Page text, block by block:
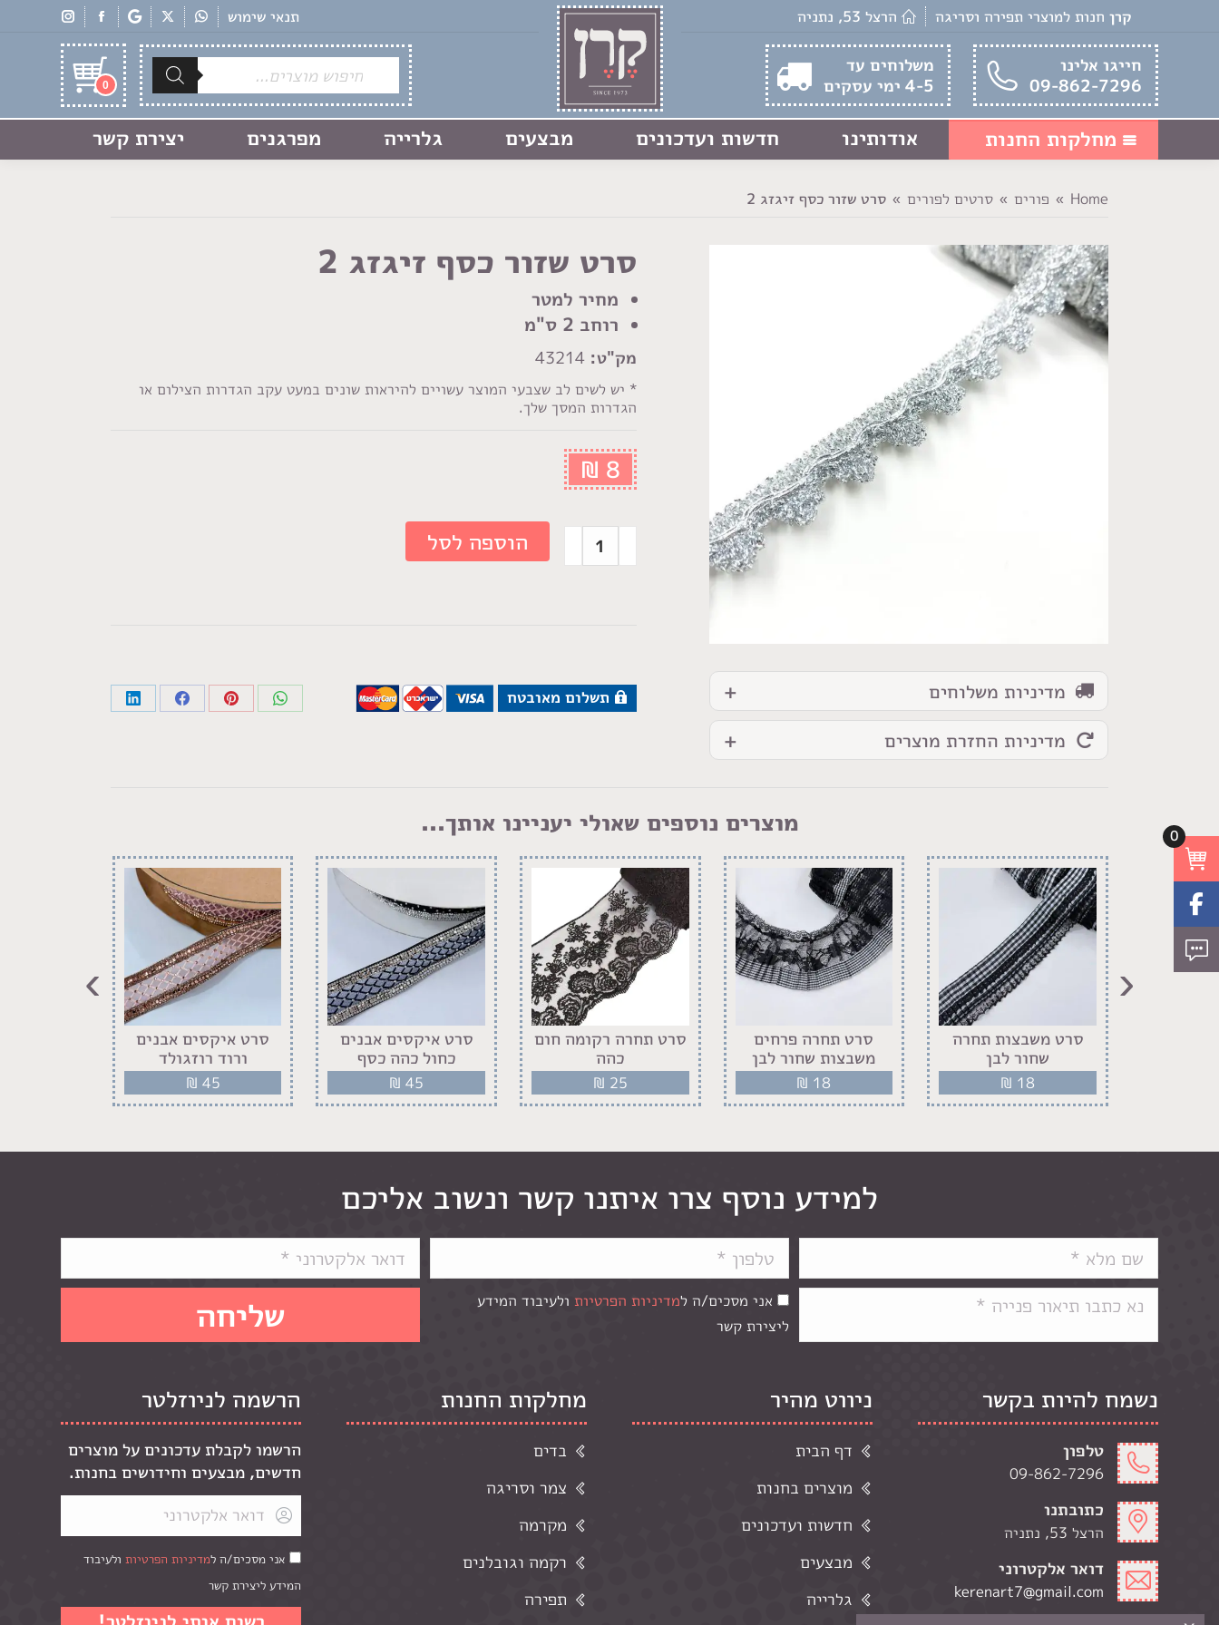
קרן חנות למוצרי תפירה וסריגה הרצל 53, נתניה תנאי שימוש
חייגו אלינו
09-862-7296
משלוחים עד
4-5 ימי עסקים
Products
search
0
מחלקות החנות אודותינו חדשות ועדכונים מבצעים גלרייה מפרגנים יצירת קשר
You are here:
Home פורים סרטים לפורים סרט שזור כסף זיגזג 2
מדיניות משלוחים
מדיניות החזרת מוצרים
סרט שזור כסף זיגזג 2
מחיר למטר
רוחב 2
ס"מ
מק"ט:
* יש לשים לב שצבעי המוצר עשויים להיראות שונים במעט עקב הגדרות הצילום או
הגדרות המסך שלך.
₪ 8
הוספה לסל
תשלום מאובטח
Share
Share
Share
Share
מוצרים נוספים שאולי יעניינו אותך...
סרט משבצות תחרה
שחור לבן
₪ 18
סרט תחרה פרחים
משבצות שחור לבן
₪ 18
סרט תחרה רקומה חום
כהה
₪ 25
סרט איקסים אבנים
כחול כהה כסף
₪ 45
סרט איקסים אבנים
ורוד רוזגולד
₪ 45
‹
›
למידע נוסף צרו איתנו קשר ונשוב אליכם
אני מסכים/ה למדיניות הפרטיות ולעיבוד המידע
ליצירת קשר
נשמח להיות בקשר
טלפון
09-862-7296
כתובתנו
הרצל 53, נתניה
דואר אלקטרוני
kerenart7@gmail.com
ניווט מהיר
דף הבית
מוצרים בחנות
חדשות ועדכונים
מבצעים
גלרייה
מחלקות החנות
בדים
צמר וסריגה
מקרמה
רקמה וגובלנים
תפירה
הרשמה לניוזלטר
הרשמו לקבלת עדכונים על מוצרים
חדשים, מבצעים וחידושים בחנות.
אני מסכים/ה למדיניות הפרטיות ולעיבוד
המידע ליצירת קשר
0